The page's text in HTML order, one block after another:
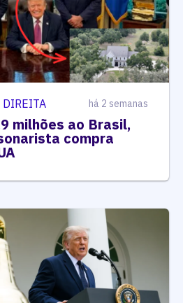
DIREITA há 2 semanas
milhões ao Brasil,
compra